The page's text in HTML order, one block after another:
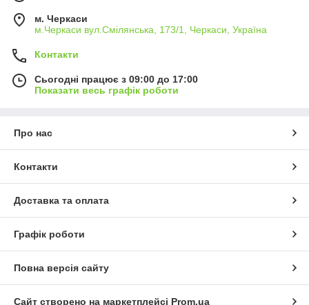
м. Черкаси
м.Черкаси вул.Смілянська, 173/1, Черкаси, Україна
Контакти
Сьогодні працює з 09:00 до 17:00
Показати весь графік роботи
Про нас
Контакти
Доставка та оплата
Графік роботи
Повна версія сайту
Сайт створено на маркетплейсі Prom.ua